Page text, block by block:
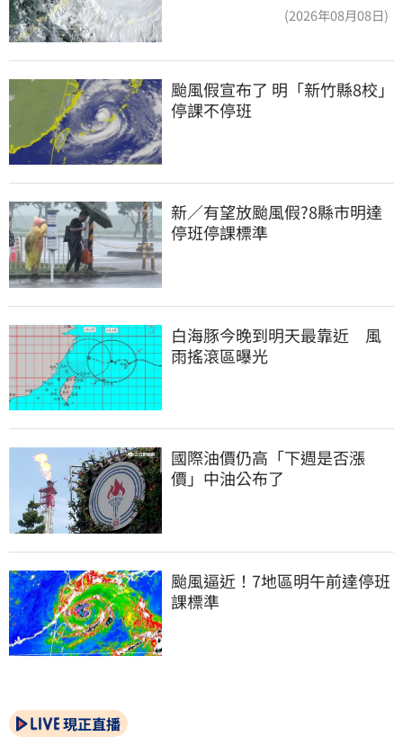
(2026年08月08日)
颱風假宣布了 明「新竹縣8校」
停課不停班
新／有望放颱風假?8縣市明達
停班停課標準
白海豚今晚到明天最靠近　風
雨搖滾區曝光
國際油價仍高「下週是否漲
價」中油公布了
颱風逼近！7地區明午前達停班
課標準
現正直播